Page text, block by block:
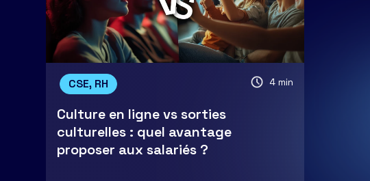
CSE, RH 4 min
Culture en ligne vs sorties
culturelles : quel avantage
proposer aux salariés ?